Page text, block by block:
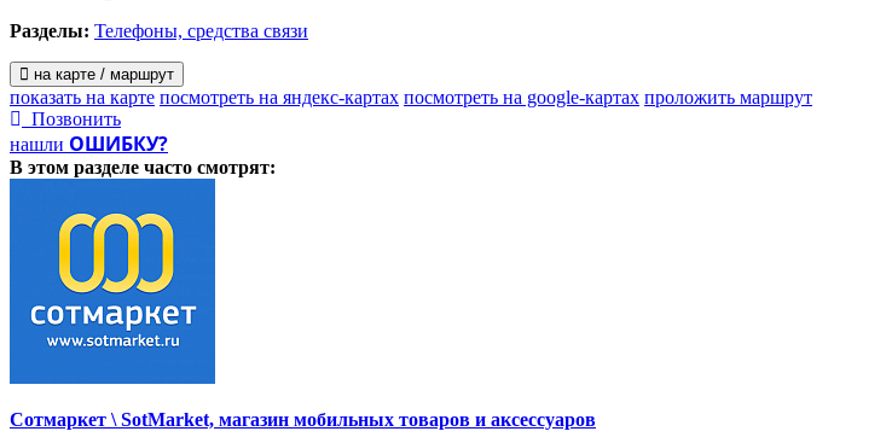
Разделы: Телефоны, средства связи
на карте / маршрут
показать на карте посмотреть на яндекс-картах посмотреть на google-картах проложить маршрут
Позвонить
нашли ОШИБКУ?
В этом разделе часто смотрят:
Сотмаркет \ SotMarket, магазин мобильных товаров и аксессуаров